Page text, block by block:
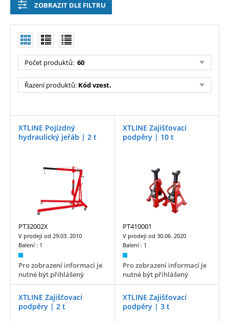
ZOBRAZIT DLE FILTRU
Počet produktů: 60
Řazení produktů: Kód vzest.
XTLINE Pojízdný
hydraulický jeřáb | 2 t
PT32002X
V prodeji od 29.03. 2010
Balení : 1
Pro zobrazení informací je
nutné být přihlášený
XTLINE Zajišťovací
podpěry | 10 t
PT410001
V prodeji od 30.06. 2020
Balení : 1
Pro zobrazení informací je
nutné být přihlášený
XTLINE Zajišťovací
podpěry | 2 t
XTLINE Zajišťovací
podpěry | 3 t